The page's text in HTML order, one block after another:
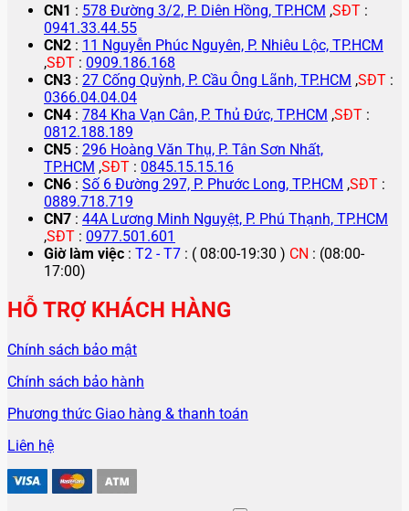
CN1 : 578 Đường 3/2, P. Diên Hồng, TP.HCM ,SĐT :
0941.33.44.55
CN2 : 11 Nguyễn Phúc Nguyên, P. Nhiêu Lộc, TP.HCM
,SĐT : 0909.186.168
CN3 : 27 Cống Quỳnh, P. Cầu Ông Lãnh, TP.HCM ,SĐT :
0366.04.04.04
CN4 : 784 Kha Vạn Cân, P. Thủ Đức, TP.HCM ,SĐT :
0812.188.189
CN5 : 296 Hoàng Văn Thụ, P. Tân Sơn Nhất,
TP.HCM ,SĐT : 0845.15.15.16
CN6 : Số 6 Đường 297, P. Phước Long, TP.HCM ,SĐT :
0889.718.719
CN7 : 44A Lương Minh Nguyệt, P. Phú Thạnh, TP.HCM
,SĐT : 0977.501.601
Giờ làm việc : T2 - T7 : ( 08:00-19:30 ) CN : (08:00-
17:00)
HỖ TRỢ KHÁCH HÀNG
Chính sách bảo mật
Chính sách bảo hành
Phương thức Giao hàng & thanh toán
Liên hệ